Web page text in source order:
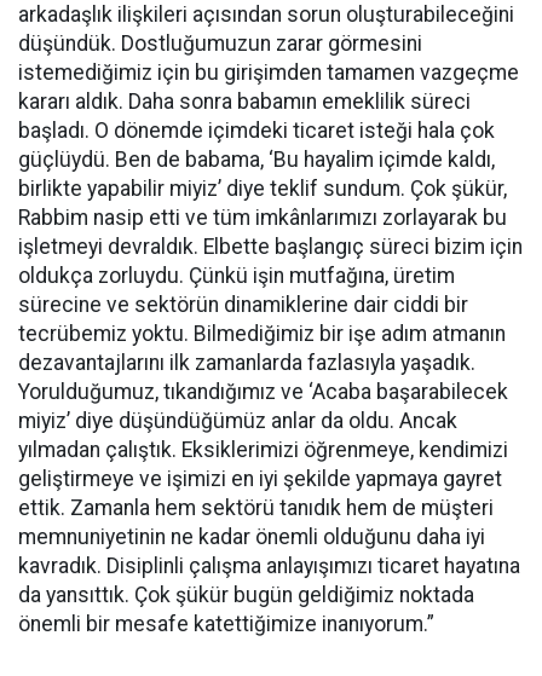
arkadaşlık ilişkileri açısından sorun oluşturabileceğini
düşündük. Dostluğumuzun zarar görmesini
istemediğimiz için bu girişimden tamamen vazgeçme
kararı aldık. Daha sonra babamın emeklilik süreci
başladı. O dönemde içimdeki ticaret isteği hala çok
güçlüydü. Ben de babama, ‘Bu hayalim içimde kaldı,
birlikte yapabilir miyiz’ diye teklif sundum. Çok şükür,
Rabbim nasip etti ve tüm imkânlarımızı zorlayarak bu
işletmeyi devraldık. Elbette başlangıç süreci bizim için
oldukça zorluydu. Çünkü işin mutfağına, üretim
sürecine ve sektörün dinamiklerine dair ciddi bir
tecrübemiz yoktu. Bilmediğimiz bir işe adım atmanın
dezavantajlarını ilk zamanlarda fazlasıyla yaşadık.
Yorulduğumuz, tıkandığımız ve ‘Acaba başarabilecek
miyiz’ diye düşündüğümüz anlar da oldu. Ancak
yılmadan çalıştık. Eksiklerimizi öğrenmeye, kendimizi
geliştirmeye ve işimizi en iyi şekilde yapmaya gayret
ettik. Zamanla hem sektörü tanıdık hem de müşteri
memnuniyetinin ne kadar önemli olduğunu daha iyi
kavradık. Disiplinli çalışma anlayışımızı ticaret hayatına
da yansıttık. Çok şükür bugün geldiğimiz noktada
önemli bir mesafe katettiğimize inanıyorum.”